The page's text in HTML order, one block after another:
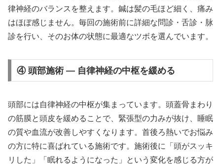
律神経のバランスを整えます。鍼は髪の毛ほど細く、痛み
はほぼ感じません。毎回の施術前に詳細な問診・舌診・脉
診を行い、そのお体の状態に最適なツボを選んでいます。
④ 頭部施術 — 自律神経の中枢を緩める
頭部には自律神経の中枢が集まっています。頭蓋骨まわり
の筋膜と頭皮を緩めることで、緊張型の力みが抜け、睡眠
の質や血流が改善しやすくなります。首後ろ熱いでお悩み
の方に特に喜ばれている施術です。施術後に「頭がスッキ
リした」「眠れるようになった」という変化を感じる方が